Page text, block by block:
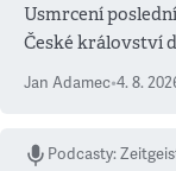
Usmrcení posledního Přemyslovce uvrhlo v roce 1306
České království
známe jména
Jan Adamec•4. 8.
Podcasty: